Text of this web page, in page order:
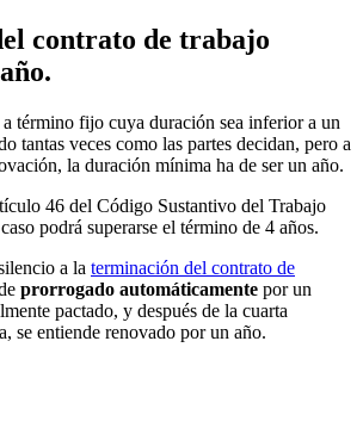
contrato de trabajo
término fijo cuya duración sea inferior a un
tantas veces como las partes decidan, pero a
la duración mínima ha de ser un año.
46 del Código Sustantivo del Trabajo
podrá superarse el término de 4 años.
a la terminación del contrato de
prorrogado automáticamente por un
pactado, y después de la cuarta
se entiende renovado por un año.